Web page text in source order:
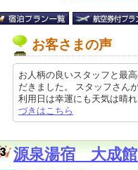
お客さまの声
お人柄の良いスタッフと最
だきました。 スタッフさん
利用日は幸運にも天気は晴
づきはこちら
源泉湯宿 大成館